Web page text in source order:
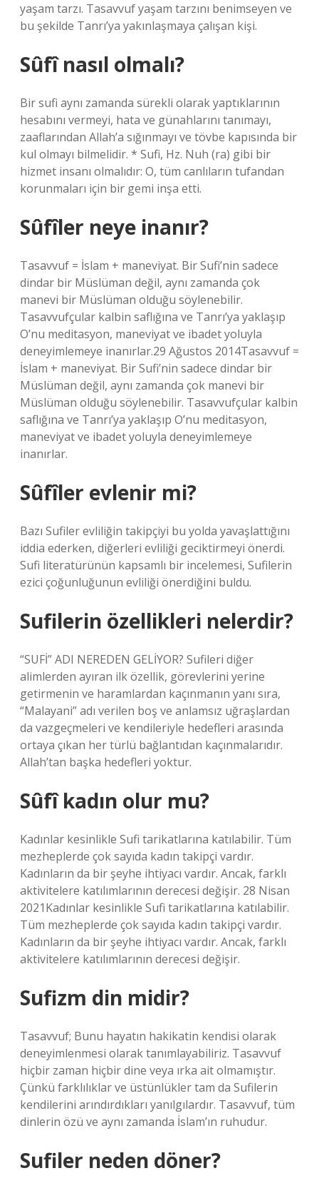
yaşam tarzı. Tasavvuf yaşam tarzını benimseyen ve
bu şekilde Tanrı’ya yakınlaşmaya çalışan kişi.
Sûfî nasıl olmalı?
Bir sufi aynı zamanda sürekli olarak yaptıklarının
hesabını vermeyi, hata ve günahlarını tanımayı,
zaaflarından Allah’a sığınmayı ve tövbe kapısında bir
kul olmayı bilmelidir. * Sufi, Hz. Nuh (ra) gibi bir
hizmet insanı olmalıdır: O, tüm canlıların tufandan
korunmaları için bir gemi inşa etti.
Sûfîler neye inanır?
Tasavvuf = İslam + maneviyat. Bir Sufi’nin sadece
dindar bir Müslüman değil, aynı zamanda çok
manevi bir Müslüman olduğu söylenebilir.
Tasavvufçular kalbin saflığına ve Tanrı’ya yaklaşıp
O’nu meditasyon, maneviyat ve ibadet yoluyla
deneyimlemeye inanırlar.29 Ağustos 2014Tasavvuf =
İslam + maneviyat. Bir Sufi’nin sadece dindar bir
Müslüman değil, aynı zamanda çok manevi bir
Müslüman olduğu söylenebilir. Tasavvufçular kalbin
saflığına ve Tanrı’ya yaklaşıp O’nu meditasyon,
maneviyat ve ibadet yoluyla deneyimlemeye
inanırlar.
Sûfîler evlenir mi?
Bazı Sufiler evliliğin takipçiyi bu yolda yavaşlattığını
iddia ederken, diğerleri evliliği geciktirmeyi önerdi.
Sufi literatürünün kapsamlı bir incelemesi, Sufilerin
ezici çoğunluğunun evliliği önerdiğini buldu.
Sufilerin özellikleri nelerdir?
“SUFİ” ADI NEREDEN GELİYOR? Sufileri diğer
alimlerden ayıran ilk özellik, görevlerini yerine
getirmenin ve haramlardan kaçınmanın yanı sıra,
“Malayani” adı verilen boş ve anlamsız uğraşlardan
da vazgeçmeleri ve kendileriyle hedefleri arasında
ortaya çıkan her türlü bağlantıdan kaçınmalarıdır.
Allah’tan başka hedefleri yoktur.
Sûfî kadın olur mu?
Kadınlar kesinlikle Sufi tarikatlarına katılabilir. Tüm
mezheplerde çok sayıda kadın takipçi vardır.
Kadınların da bir şeyhe ihtiyacı vardır. Ancak, farklı
aktivitelere katılımlarının derecesi değişir. 28 Nisan
2021Kadınlar kesinlikle Sufi tarikatlarına katılabilir.
Tüm mezheplerde çok sayıda kadın takipçi vardır.
Kadınların da bir şeyhe ihtiyacı vardır. Ancak, farklı
aktivitelere katılımlarının derecesi değişir.
Sufizm din midir?
Tasavvuf; Bunu hayatın hakikatin kendisi olarak
deneyimlenmesi olarak tanımlayabiliriz. Tasavvuf
hiçbir zaman hiçbir dine veya ırka ait olmamıştır.
Çünkü farklılıklar ve üstünlükler tam da Sufilerin
kendilerini arındırdıkları yanılgılardır. Tasavvuf, tüm
dinlerin özü ve aynı zamanda İslam’ın ruhudur.
Sufiler neden döner?